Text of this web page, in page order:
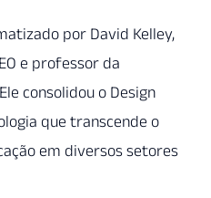
por David Kelley,
e professor da
consolidou o Design
que transcende o
em diversos setores